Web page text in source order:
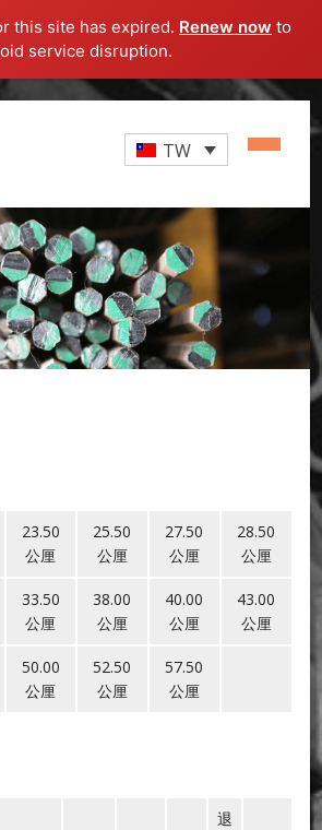
this site has expired. Renew now to
service disruption.
TW
23.50
公厘
25.50
公厘
27.50
公厘
28.50
公厘
33.50
公厘
38.00
公厘
40.00
公厘
43.00
公厘
50.00
公厘
52.50
公厘
57.50
公厘
退